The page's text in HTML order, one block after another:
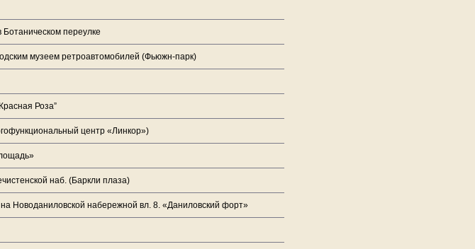
переулке
музеем ретроавтомобилей (Фьюжн-парк)
Роза”
центр «Линкор»)
наб. (Баркли плаза)
Новоданиловской набережной вл. 8. «Даниловский форт»